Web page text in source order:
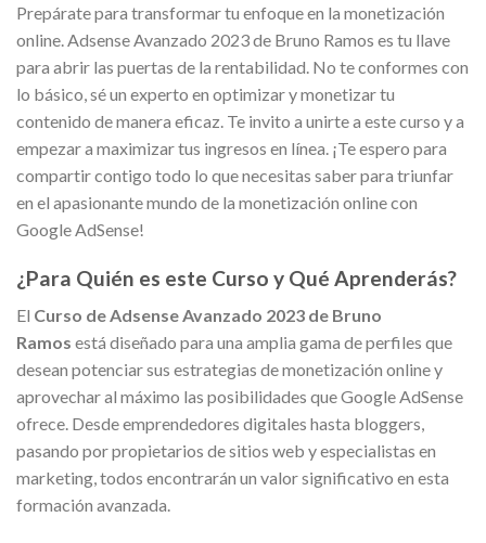
Prepárate para transformar tu enfoque en la monetización
online. Adsense Avanzado 2023 de Bruno Ramos es tu llave
para abrir las puertas de la rentabilidad. No te conformes con
lo básico, sé un experto en optimizar y monetizar tu
contenido de manera eficaz. Te invito a unirte a este curso y a
empezar a maximizar tus ingresos en línea. ¡Te espero para
compartir contigo todo lo que necesitas saber para triunfar
en el apasionante mundo de la monetización online con
Google AdSense!
¿Para Quién es este Curso y Qué Aprenderás?
El Curso de Adsense Avanzado 2023 de Bruno
Ramos está diseñado para una amplia gama de perfiles que
desean potenciar sus estrategias de monetización online y
aprovechar al máximo las posibilidades que Google AdSense
ofrece. Desde emprendedores digitales hasta bloggers,
pasando por propietarios de sitios web y especialistas en
marketing, todos encontrarán un valor significativo en esta
formación avanzada.